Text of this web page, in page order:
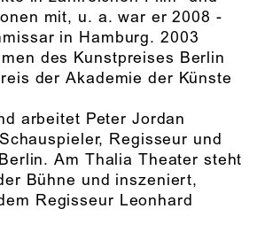
mit, u. a. war er 2008 -
in Hamburg. 2003
des Kunstpreises Berlin
der Akademie der Künste
arbeitet Peter Jordan
Regisseur und
Am Thalia Theater steht
Bühne und inszeniert,
Regisseur Leonhard